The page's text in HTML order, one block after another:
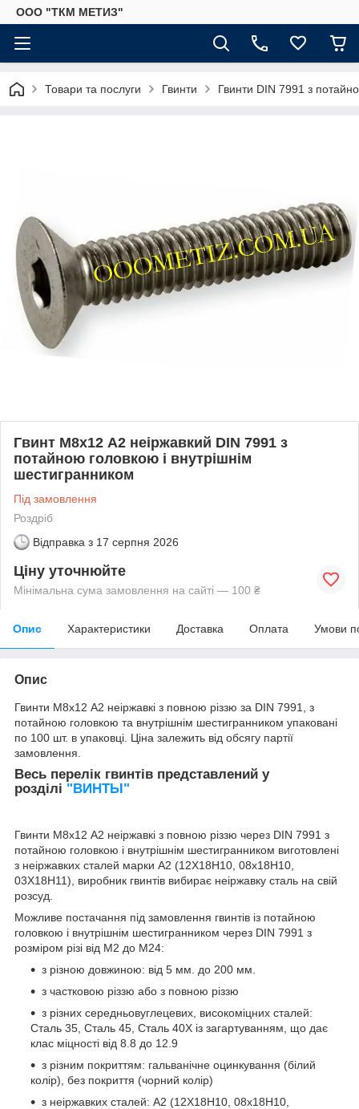
ООО "ТКМ МЕТИЗ"
Товари та послуги Гвинти Гвинти DIN 7991 з
Гвинт М8х12 А2 неіржавкий DIN 7991 з
потайною головкою і внутрішнім
шестигранником
Під замовлення
Роздріб
Відправка з 17 серпня 2026
Ціну уточнюйте
Мінімальна сума замовлення на сайті — 100 ₴
Опис Характеристики Доставка Оплата Умови
Опис
Гвинти М8х12 А2 неіржавкі з повною різзю за DIN 7991, з
потайною головкою та внутрішнім шестигранником упаковані
по 100 шт. в упаковці. Ціна залежить від обсягу партії
замовлення.
Весь перелік гвинтів представлений у
розділі "ВИНТЫ"
Гвинти М8х12 А2 неіржавкі з повною різзю через DIN 7991 з
потайною головкою і внутрішнім шестигранником виготовлені
з неіржавких сталей марки А2 (12Х18Н10, 08х18Н10,
03Х18Н11), виробник гвинтів вибирає неіржавку сталь на свій
розсуд.
Можливе постачання під замовлення гвинтів із потайною
головкою і внутрішнім шестигранником через DIN 7991 з
розміром різі від М2 до М24:
з різною довжиною: від 5 мм. до 200 мм.
з частковою різзю або з повною різзю
з різних середньовуглецевих, високоміцних сталей:
Сталь 35, Сталь 45, Сталь 40Х із загартуванням, що дає
клас міцності від 8.8 до 12.9
з різним покриттям: гальванічне оцинкування (білий
колір), без покриття (чорний колір)
з неіржавких сталей: А2 (12Х18Н10, 08х18Н10,